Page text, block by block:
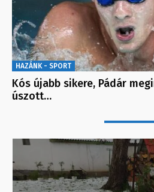
HAZÁNK - SPORT
Kós újabb sikere, Pádár
úszott…